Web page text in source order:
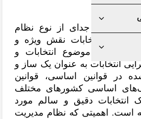
انتخابات، جدای از نوع نظام
برگزاری انتخابات نقش ویژه و
می‌نماید. موضوع انتخابات و
انتخابات به عنوان یک ساز و
در قوانین اساسی، قوانین
اساسی کشورهای مختلف
انتخابات دقیق و سالم مورد
است. اهمیتی که نظام مدیریت